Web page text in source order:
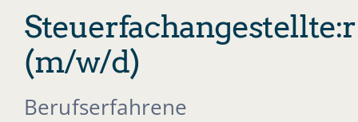
BSB als Arbeitgeber
Steuerfachangestellte:r
(m/w/d)
Berufserfahrene